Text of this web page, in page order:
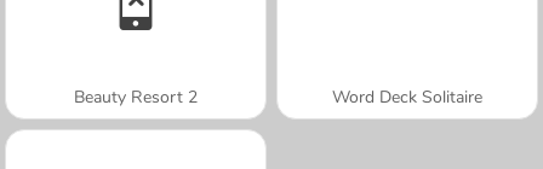
Beauty Resort 2 Word Deck Solitaire